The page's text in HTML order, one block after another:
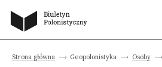
Strona główna Geopolonistyka Osoby